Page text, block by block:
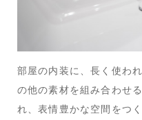
部屋の内装に、長く使わ
の他の素材を組み合わせ
れ、表情豊かな空間をつ